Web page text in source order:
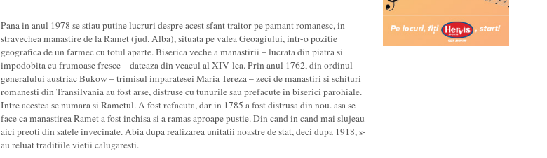
Pana in anul 1978 se stiau putine lucruri despre acest sfant traitor pe pamant romanesc, in
stravechea manastire de la Ramet (jud. Alba), situata pe valea Geoagiului, intr-o pozitie
geografica de un farmec cu totul aparte. Biserica veche a manastirii – lucrata din piatra si
impodobita cu frumoase fresce – dateaza din veacul al XIV-lea. Prin anul 1762, din ordinul
generalului austriac Bukow – trimisul imparatesei Maria Tereza – zeci de manastiri si schituri
romanesti din Transilvania au fost arse, distruse cu tunurile sau prefacute in biserici parohiale.
Intre acestea se numara si Rametul. A fost refacuta, dar in 1785 a fost distrusa din nou. asa se
face ca manastirea Ramet a fost inchisa si a ramas aproape pustie. Din cand in cand mai slujeau
aici preoti din satele invecinate. Abia dupa realizarea unitatii noastre de stat, deci dupa 1918, s-
au reluat traditiile vietii calugaresti.